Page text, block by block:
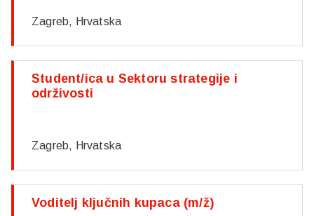
Zagreb, Hrvatska
Student/ica u Sektoru strategije i
održivosti
Zagreb, Hrvatska
Voditelj ključnih kupaca (m/ž)